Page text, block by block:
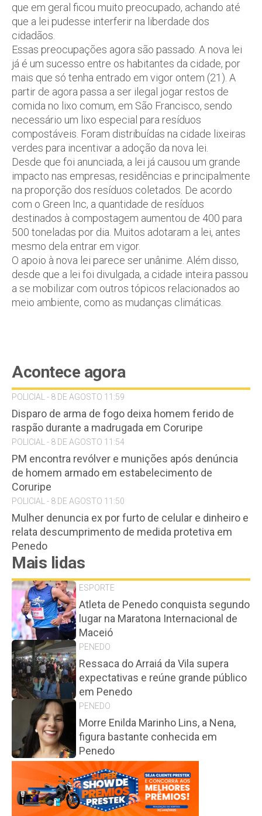
que em geral ficou muito preocupado, achando até
que a lei pudesse interferir na liberdade dos
cidadãos.
Essas preocupações agora são passado. A nova lei
já é um sucesso entre os habitantes da cidade, por
mais que só tenha entrado em vigor ontem (21). A
partir de agora passa a ser ilegal jogar restos de
comida no lixo comum, em São Francisco, sendo
necessário um lixo especial para resíduos
compostáveis. Foram distribuídas na cidade lixeiras
verdes para incentivar a adoção da nova lei.
Desde que foi anunciada, a lei já causou um grande
impacto nas empresas, residências e principalmente
na proporção dos resíduos coletados. De acordo
com o Green Inc, a quantidade de resíduos
destinados à compostagem aumentou de 400 para
500 toneladas por dia. Muitos adotaram a lei, antes
mesmo dela entrar em vigor.
O apoio à nova lei parece ser unânime. Além disso,
desde que a lei foi divulgada, a cidade inteira passou
a se mobilizar com outros tópicos relacionados ao
meio ambiente, como as mudanças climáticas.
Acontece agora
POLICIAL - 8 DE AGOSTO 11:59
Disparo de arma de fogo deixa homem ferido de
raspão durante a madrugada em Coruripe
POLICIAL - 8 DE AGOSTO 11:54
PM encontra revólver e munições após denúncia
de homem armado em estabelecimento de
Coruripe
POLICIAL - 8 DE AGOSTO 11:50
Mulher denuncia ex por furto de celular e dinheiro e
relata descumprimento de medida protetiva em
Penedo
Mais lidas
ESPORTE
Atleta de Penedo conquista segundo
lugar na Maratona Internacional de
Maceió
PENEDO
Ressaca do Arraiá da Vila supera
expectativas e reúne grande público
em Penedo
PENEDO
Morre Enilda Marinho Lins, a Nena,
figura bastante conhecida em
Penedo